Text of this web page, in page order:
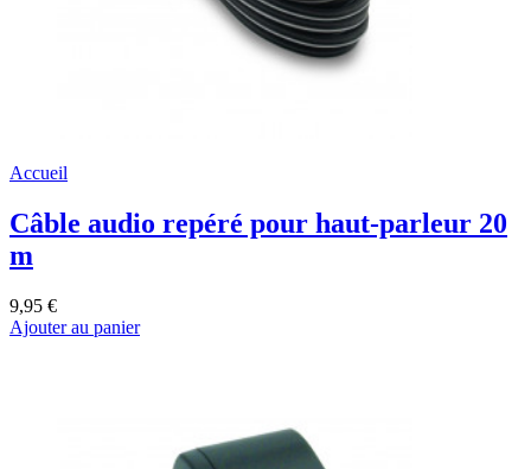
Accueil
Câble audio repéré pour haut-parleur 20
m
9,95 €
Ajouter au panier